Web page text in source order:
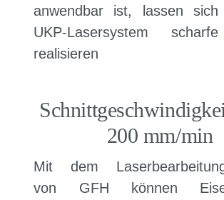
anwendbar ist, lassen
UKP-Lasersystem
realisieren
200 mm/min
Mit dem
von GFH können